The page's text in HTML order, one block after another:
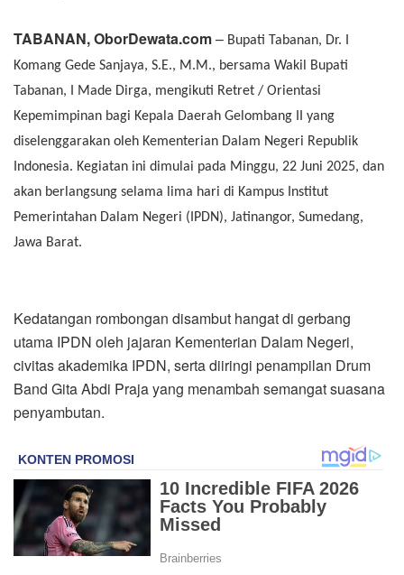
TABANAN, OborDewata.com– Bupati Tabanan, Dr. I
Komang Gede Sanjaya, S.E., M.M., bersama Wakil Bupati
Tabanan, I Made Dirga, mengikuti Retret / Orientasi
Kepemimpinan bagi Kepala Daerah Gelombang II yang
diselenggarakan oleh Kementerian Dalam Negeri Republik
Indonesia. Kegiatan ini dimulai pada Minggu, 22 Juni 2025, dan
akan berlangsung selama lima hari di Kampus Institut
Pemerintahan Dalam Negeri (IPDN), Jatinangor, Sumedang,
Jawa Barat.
Kedatangan rombongan disambut hangat di gerbang
utama IPDN oleh jajaran Kementerian Dalam Negeri,
civitas akademika IPDN, serta diiringi penampilan Drum
Band Gita Abdi Praja yang menambah semangat suasana
penyambutan.